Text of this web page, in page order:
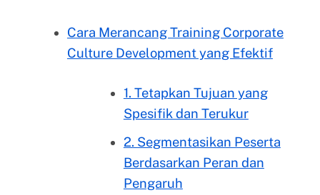
Cara Merancang Training Corporate
Culture Development yang Efektif
1. Tetapkan Tujuan yang
Spesifik dan Terukur
2. Segmentasikan Peserta
Berdasarkan Peran dan
Pengaruh